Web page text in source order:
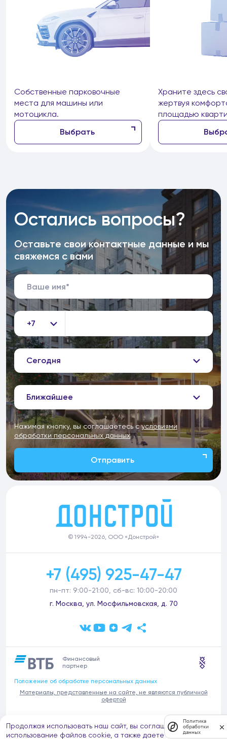
Собственные парковочные
места для машины или
мотоцикла.
Выбрать
Храните здесь
жертвуя
площадью
Остались вопросы?
Оставьте свои контактные данные и мы
свяжемся с вами
+7
Сегодня
Ближайшее
Нажимая кнопку, вы соглашаетесь сусловиями
обработки персональных данных
Отправить
© 1994-2026, ООО «Донстрой»
+7 (495) 925-47-47
пн-пт: 9:00-21:00, сб-вс: 10:00-20:00
г. Москва, ул. Мосфильмовская, д. 70
Финансовый
партнер
Положение об обработке персональных данных
Материалы, представленные на сайте, не являются публичной
офертой
В связи с участившимися случаями предложений частных услуг от
имени компании Донстрой (проведения ремонтов, продажи
отделочных материалов и т.п.), обращаем внимание на то, что
Продолжая использовать наш сайт, вы соглашаетесь на
использование файлов cookie, а также даете согласие на
Политика
обработки
данных